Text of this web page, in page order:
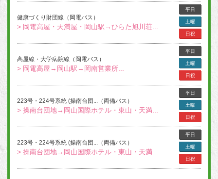
健康づくり財団線（岡電バス）
> 岡電高屋・天満屋・岡山駅→ひらた旭川荘...
平日
土曜
日祝
高屋線・大学病院線（岡電バス）
> 岡電高屋→岡山駅→岡南営業所...
平日
土曜
日祝
223号・224号系統 (操南台団...（両備バス）
> 操南台団地→岡山国際ホテル・東山・天満...
平日
土曜
日祝
223号・224号系統 (操南台団...（両備バス）
> 操南台団地→岡山国際ホテル・東山・天満...
平日
土曜
日祝